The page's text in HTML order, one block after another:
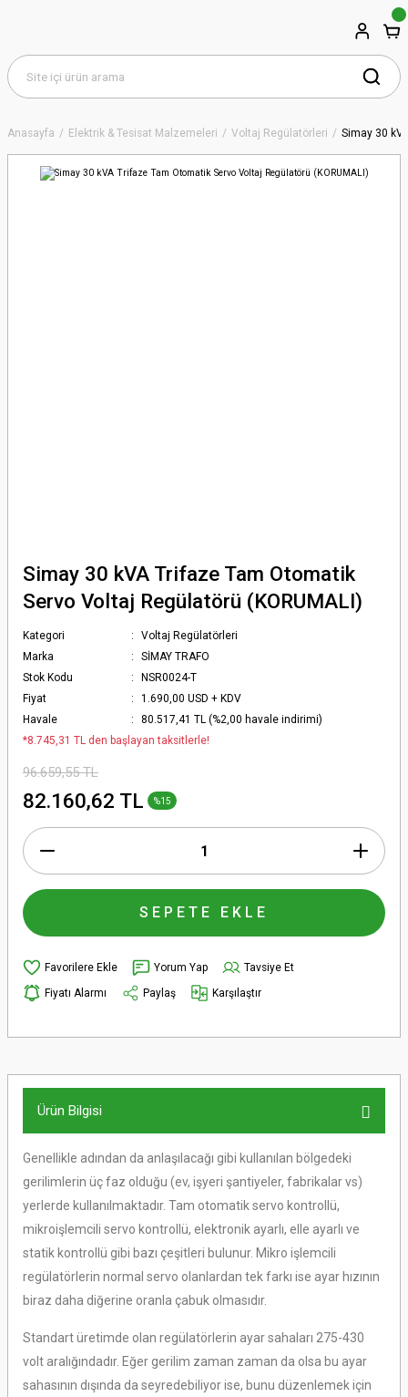
Anasayfa Elektrik & Tesisat Malzemeleri Voltaj Regülatörleri Simay 30
Simay 30 kVA Trifaze Tam Otomatik
Servo Voltaj Regülatörü (KORUMALI)
Kategori
Voltaj Regülatörleri
Marka
SİMAY TRAFO
Stok Kodu
NSR0024-T
Fiyat
1.690,00 USD + KDV
Havale
80.517,41 TL (%2,00 havale indirimi)
*8.745,31 TL den başlayan taksitlerle!
96.659,55 TL
82.160,62 TL %15
SEPETE EKLE
Yorum Yap
Tavsiye Et
Fiyatı Alarmı
Paylaş Karşılaştır
Ürün Bilgisi
Genellikle adından da anlaşılacağı gibi kullanılan bölgedeki
gerilimlerin üç faz olduğu (ev, işyeri şantiyeler, fabrikalar vs)
yerlerde kullanılmaktadır. Tam otomatik servo kontrollü,
mikroişlemcili servo kontrollü, elektronik ayarlı, elle ayarlı ve
statik kontrollü gibi bazı çeşitleri bulunur. Mikro işlemcili
regülatörlerin normal servo olanlardan tek farkı ise ayar hızının
biraz daha diğerine oranla çabuk olmasıdır.
Standart üretimde olan regülatörlerin ayar sahaları 275-430
volt aralığındadır. Eğer gerilim zaman zaman da olsa bu ayar
sahasının dışında da seyredebiliyor ise, bunu düzenlemek için